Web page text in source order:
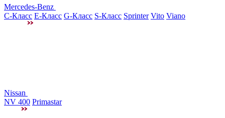
Mercedes-Benz
C-Класс E-Класс G-Класс S-Класс Sprinter Vito Viano
Nissan
NV 400 Primastar